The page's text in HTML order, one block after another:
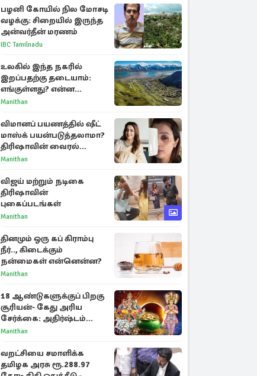
பழனி கோயில் நில மோசடி
வழக்கு: சிறையில் இருந்த
அன்வர்தீன் மரணம்
IBC Tamilnadu
உலகில் இந்த நகரில்
இறப்பதற்கு தடையாம்:
எங்குள்ளது? என்ன
காரணம் தெரியுமா?
Manithan
விமானப் பயணத்தில் ஷீட்
மாஸ்க் பயன்படுத்தலாமா?
திரிஷாவின் வைரல்
செல்ஃபிக்கு மருத்துவர்
Manithan
விஜய் மற்றும் நடிகை
திரிஷாவின்
புகைப்படங்கள்
Manithan
தினமும் ஒரு கப் கிராம்பு
நீர்.., கிடைக்கும்
நன்மைகள் என்னென்ன?
Manithan
18 ஆண்டுகளுக்குப் பிறகு
சூரியன்- கேது அரிய
சேர்க்கை: அதிர்ஷ்டம்
பெறும் 3 ராசிகள்!
Manithan
வறட்சியை சமாளிக்க
தமிழக அரசு ரூ.288.97